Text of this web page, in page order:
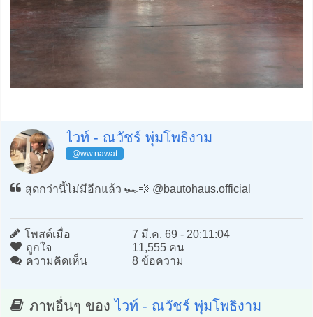
ไวท์ - ณวัชร์ พุ่มโพธิงาม
@ww.nawat
สุดกว่านี้ไม่มีอีกแล้ว 🏎️💨 @bautohaus.official
โพสต์เมื่อ
7 มี.ค. 69 - 20:11:04
ถูกใจ
11,555 คน
ความคิดเห็น
8 ข้อความ
ภาพอื่นๆ ของไวท์ - ณวัชร์ พุ่มโพธิงาม